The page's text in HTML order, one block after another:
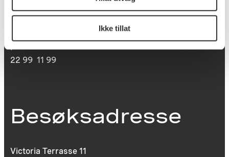
Ikke tillat
St. Olavs plass
22 99 11 99
Besøksadresse
Victoria Terrasse 11